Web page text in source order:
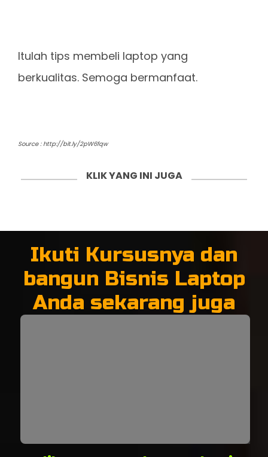
Itulah tips membeli laptop yang
berkualitas. Semoga bermanfaat.
Source : http://bit.ly/2pW6fqw
KLIK YANG INI JUGA
Ikuti Kursusnya dan
bangun Bisnis Laptop
Anda sekarang juga